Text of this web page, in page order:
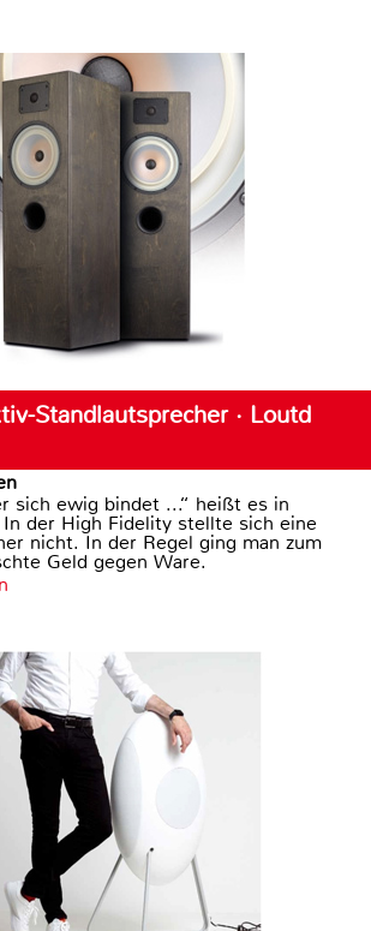
Standlautsprecher · Loutd
sich ewig bindet ...“ heißt es in
der High Fidelity stellte sich eine
nicht. In der Regel ging man zum
Geld gegen Ware.